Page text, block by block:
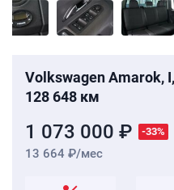
Volkswagen Amarok,
128 648 км
1 073 000 ₽ -33%
13 664 ₽/мес